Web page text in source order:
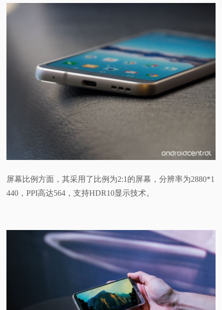
屏幕比例方面，其采用了比例为2:1的屏幕，分辨率为2880*1
440，PPI高达564，支持HDR10显示技术。